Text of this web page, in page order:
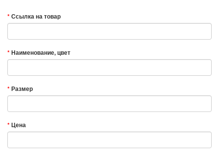
Ссылка на товар
Наименование, цвет
Размер
Цена